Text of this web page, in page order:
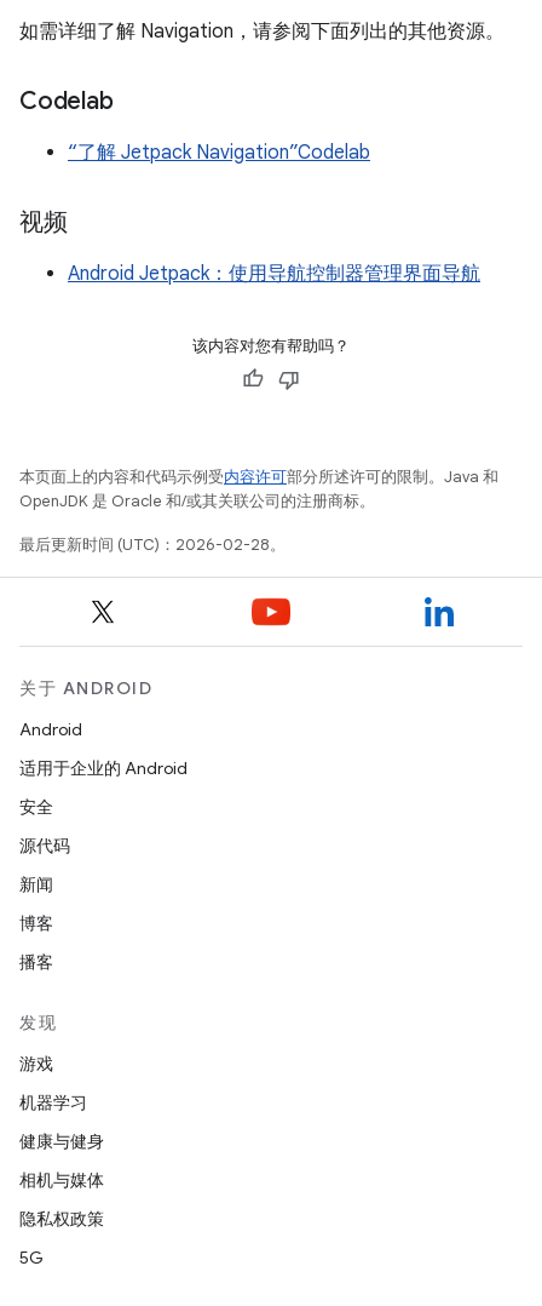
如需详细了解 Navigation，请参阅下面列出的其他资源。
Codelab
“了解 Jetpack Navigation”Codelab
视频
Android Jetpack：使用导航控制器管理界面导航
该内容对您有帮助吗？
本页面上的内容和代码示例受内容许可部分所述许可的限制。Java 和
OpenJDK 是 Oracle 和/或其关联公司的注册商标。
最后更新时间 (UTC)：2026-02-28。
关于 ANDROID
Android
适用于企业的 Android
安全
源代码
新闻
博客
播客
发现
游戏
机器学习
健康与健身
相机与媒体
隐私权政策
5G